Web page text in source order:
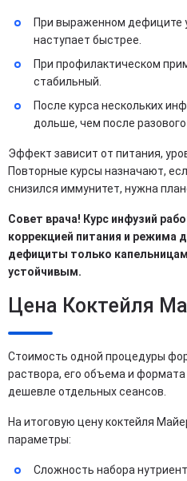
При выраженном дефиците
наступает быстрее.
При профилактическом
стабильный.
После курса нескольких
дольше, чем после разового
Эффект зависит от питания,
Повторные курсы назначают,
снизился иммунитет, нужна
Совет врача! Курс инфузий
коррекцией питания и режима
дефициты только
устойчивым.
Цена Коктейля
Стоимость одной процедуры
раствора, его объема и
дешевле отдельных сеансов.
На итоговую цену коктейля
параметры:
Сложность набора